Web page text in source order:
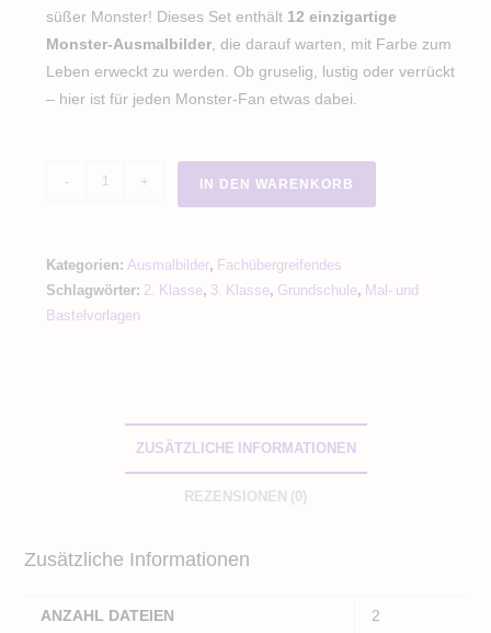
süßer Monster! Dieses Set enthält 12 einzigartige
Monster-Ausmalbilder , die darauf warten, mit Farbe zum
Leben erweckt zu werden. Ob gruselig, lustig oder verrückt
– hier ist für jeden Monster-Fan etwas dabei.
12
monstermäßige
Ausmalbilder
- + IN DEN WARENKORB
Kategorien:Ausmalbilder, Fachübergreifendes
Schlagwörter: 2. Klasse, 3. Klasse, Grundschule, Mal- und
Bastelvorlagen
ZUSÄTZLICHE INFORMATIONEN
REZENSIONEN (0)
Zusätzliche Informationen
ANZAHL DATEIEN 2